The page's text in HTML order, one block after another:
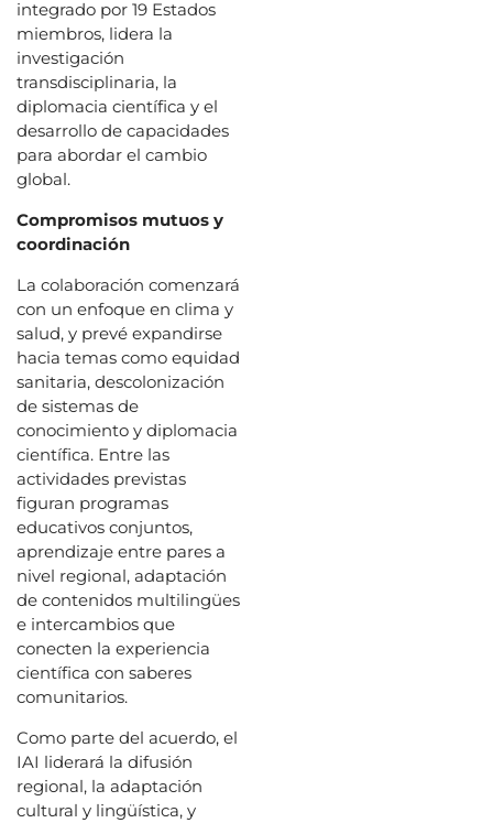
integrado por 19 Estados
miembros, lidera la
investigación
transdisciplinaria, la
diplomacia científica y el
desarrollo de capacidades
para abordar el cambio
global.
Compromisos mutuos y
coordinación
La colaboración comenzará
con un enfoque en clima y
salud, y prevé expandirse
hacia temas como equidad
sanitaria, descolonización
de sistemas de
conocimiento y diplomacia
científica. Entre las
actividades previstas
figuran programas
educativos conjuntos,
aprendizaje entre pares a
nivel regional, adaptación
de contenidos multilingües
e intercambios que
conecten la experiencia
científica con saberes
comunitarios.
Como parte del acuerdo, el
IAI liderará la difusión
regional, la adaptación
cultural y lingüística, y